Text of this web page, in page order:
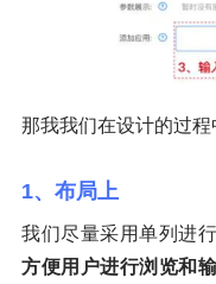
那我我们在设计的过
1、布局上
我们尽量采用单列进
方便用户进行浏览和